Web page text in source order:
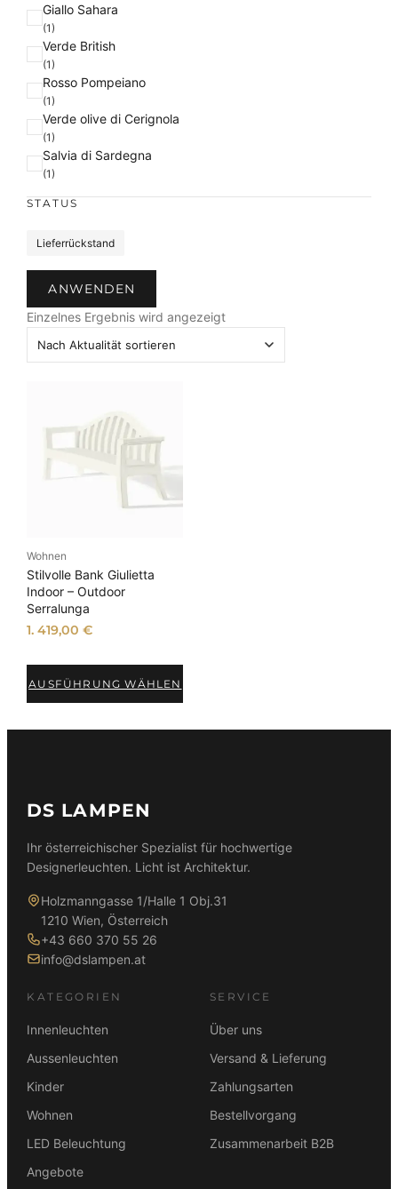
Giallo Sahara
(1)
Verde British
(1)
Rosso Pompeiano
(1)
Verde olive di Cerignola
(1)
Salvia di Sardegna
(1)
STATUS
u
Lieferrückstand
ANWENDEN
Einzelnes Ergebnis wird angezeigt
Wohnen
Stilvolle Bank Giulietta
Indoor – Outdoor
Serralunga
1. 419,00€
AUSFÜHRUNG WÄHLEN
DS LAMPEN
Ihr österreichischer Spezialist für hochwertige
Designerleuchten. Licht ist Architektur.
Holzmanngasse 1/Halle 1 Obj.31
1210 Wien, Österreich
+43 660 370 55 26
info@dslampen.at
KATEGORIEN
Innenleuchten
Aussenleuchten
Kinder
Wohnen
LED Beleuchtung
Angebote
SERVICE
Über uns
Versand & Lieferung
Zahlungsarten
Bestellvorgang
Zusammenarbeit B2B